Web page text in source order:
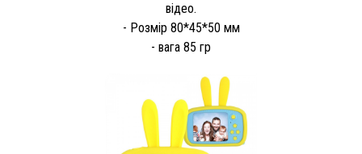
відео.
- Розмір 80*45*50 мм
- вага 85 гр